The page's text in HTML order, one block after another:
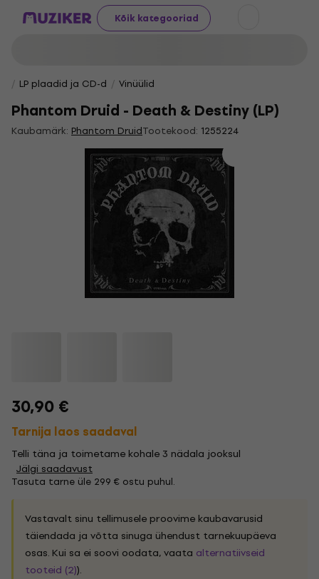
Kõik kategooriad
LP plaadid ja CD-d Vinüülid
Phantom Druid - Death & Destiny (LP)
Kaubamärk: Phantom DruidTootekood: 1255224
30,90 €
Tarnija laos saadaval
Telli täna ja toimetame kohale 3 nädala jooksul
Jälgi saadavust
Tasuta tarne üle 299 € ostu puhul.
Vastavalt sinu tellimusele proovime kaubavarusid
täiendada ja võtta sinuga ühendust tarnekuupäeva
osas. Kui sa ei soovi oodata, vaata alternatiivseid
tooteid (2)).